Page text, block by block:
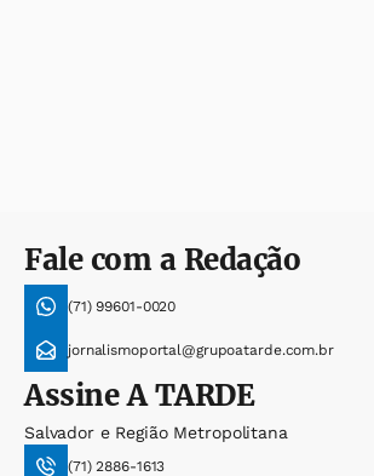
Fale com a Redação
(71) 99601-0020
jornalismoportal@grupoatarde.com.br
AssineA TARDE
Salvador e Região Metropolitana
(71) 2886-1613